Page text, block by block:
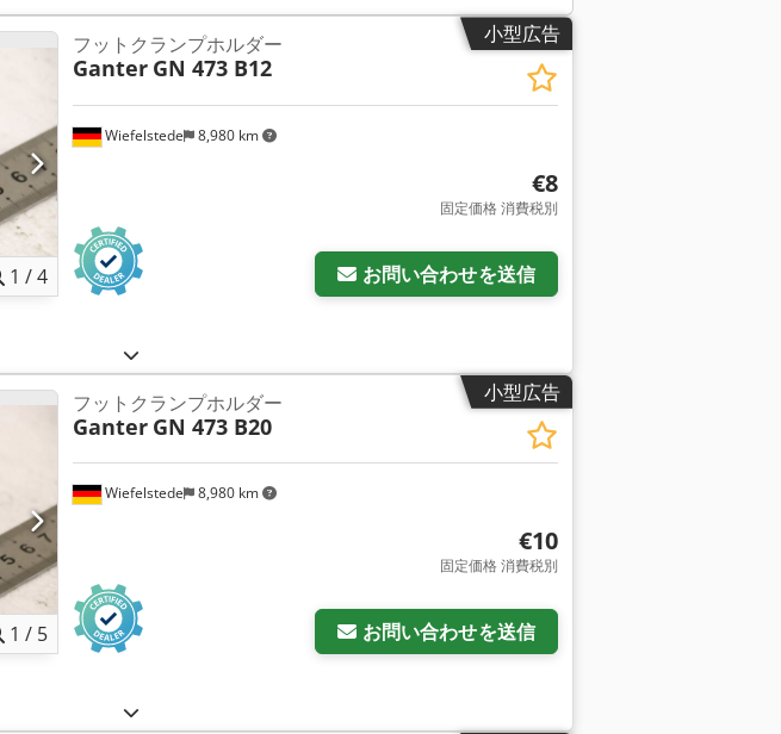
小型広告
1 /4
Wiefelstede 8,980 km
フットクランプホルダー
Ganter GN 473 B12
€8
固定価格 消費税別
お問い合わせを送信
小型広告
1 / 5
Wiefelstede 8,980 km
フットクランプホルダー
Ganter GN 473 B20
€10
固定価格 消費税別
お問い合わせを送信